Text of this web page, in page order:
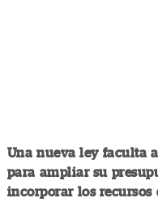
Una nueva ley faculta
para ampliar su
incorporar los recursos